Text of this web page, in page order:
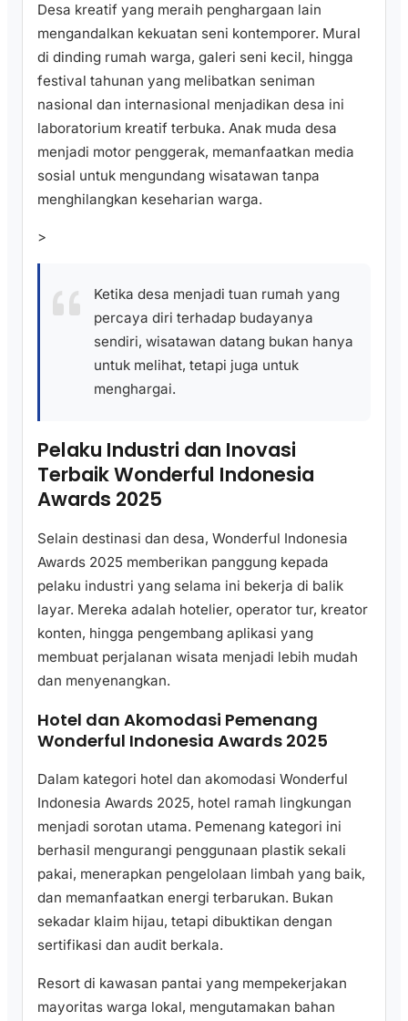
Desa kreatif yang meraih penghargaan lain
mengandalkan kekuatan seni kontemporer. Mural
di dinding rumah warga, galeri seni kecil, hingga
festival tahunan yang melibatkan seniman
nasional dan internasional menjadikan desa ini
laboratorium kreatif terbuka. Anak muda desa
menjadi motor penggerak, memanfaatkan media
sosial untuk mengundang wisatawan tanpa
menghilangkan keseharian warga.
>
Ketika desa menjadi tuan rumah yang
percaya diri terhadap budayanya
sendiri, wisatawan datang bukan hanya
untuk melihat, tetapi juga untuk
menghargai.
Pelaku Industri dan Inovasi
Terbaik Wonderful Indonesia
Awards 2025
Selain destinasi dan desa, Wonderful Indonesia
Awards 2025 memberikan panggung kepada
pelaku industri yang selama ini bekerja di balik
layar. Mereka adalah hotelier, operator tur, kreator
konten, hingga pengembang aplikasi yang
membuat perjalanan wisata menjadi lebih mudah
dan menyenangkan.
Hotel dan Akomodasi Pemenang
Wonderful Indonesia Awards 2025
Dalam kategori hotel dan akomodasi Wonderful
Indonesia Awards 2025, hotel ramah lingkungan
menjadi sorotan utama. Pemenang kategori ini
berhasil mengurangi penggunaan plastik sekali
pakai, menerapkan pengelolaan limbah yang baik,
dan memanfaatkan energi terbarukan. Bukan
sekadar klaim hijau, tetapi dibuktikan dengan
sertifikasi dan audit berkala.
Resort di kawasan pantai yang mempekerjakan
mayoritas warga lokal, mengutamakan bahan